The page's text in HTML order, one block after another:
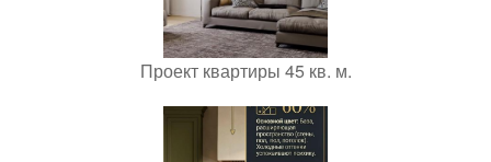
Проект квартиры 45 кв. м.